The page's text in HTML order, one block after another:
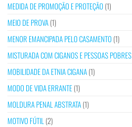
MEDIDA DE PROMOÇÃO E PROTEÇÃO (1)
MEIO DE PROVA(1)
MENOR EMANCIPADA PELO CASAMENTO (1)
MISTURADA COM CIGANOS E PESSOAS POBRES
MOBILIDADE DA ETNIA CIGANA(1)
MODO DE VIDA ERRANTE(1)
MOLDURA PENAL ABSTRATA(1)
MOTIVO FÚTIL (2)